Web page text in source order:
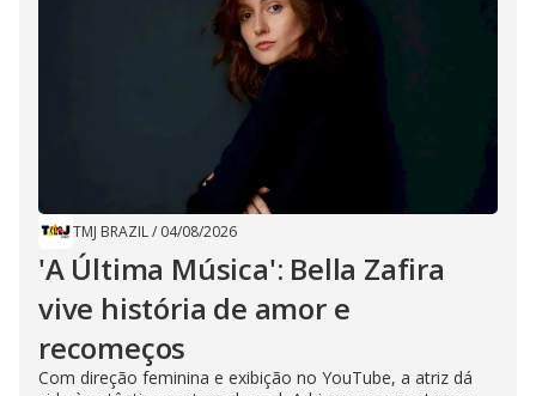
TMJ BRAZIL/ 04/08/2026
'A Última Música': Bella Zafira
vive história de amor e
recomeços
Com direção feminina e exibição no YouTube, a atriz dá